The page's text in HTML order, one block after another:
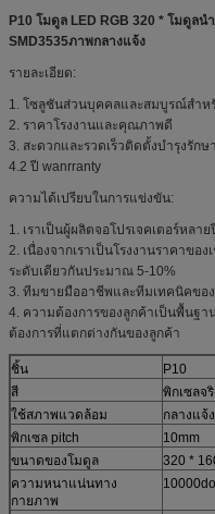
P10 โมดูล LED RGB 320 * โมดูลน
SMD3535ภาพกลางแจ้ง
รายละเอียด:
1. โซลูชันส่วนบุคคลและสมบูรณ์สำ
2. ราคาโรงงานและคุณภาพดี
3. สะดวกและรวดเร็วติดตั้งบำรุงรักษ
4.2 ปี wanrranty
ความได้เปรียบในการแข่งขัน:
1. เราเป็นผู้ผลิตจอโปรเจคเตอร์หล
2. เนื่องจากเราเป็นโรงงานราคาข
ระดับเดียวกันประมาณ 5-10%
3. ทีมขายมืออาชีพและทีมเทคนิคขอ
4. ความต้องการของลูกค้าเป็นพื้นฐ
ต้องการที่แตกต่างกันของลูกค้า
ชิ้น
P10
สี
พิกเซลจ
ใช้สภาพแวดล้อม
กลางแจ้ง
พิกเซล pitch
10mm
ขนาดของโมดูล
320 *
ความหนาแน่นทาง
กายภาพ